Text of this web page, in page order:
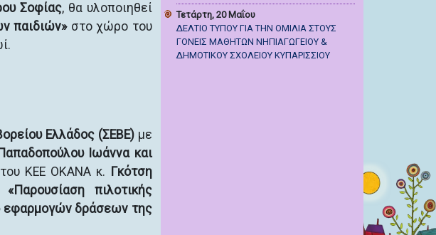
Σοφίας, θα υλοποιηθεί
παιδιών»στο χώρο του
Ελλάδος (ΣΕΒΕ) με
Παπαδοπούλου Ιωάννα και
του ΚΕΕ ΟΚΑΝΑ κ. Γκότση
«Παρουσίαση πιλοτικής
εφαρμογών δράσεων της
Τετάρτη, 20 Μαΐου
ΔΕΛΤΙΟ ΤΥΠΟΥ ΓΙΑ ΤΗΝ ΟΜΙΛΙΑ ΣΤΟΥΣ
ΓΟΝΕΙΣ ΜΑΘΗΤΩΝ ΝΗΠΙΑΓΩΓΕΙΟΥ &
ΔΗΜΟΤΙΚΟΥ ΣΧΟΛΕΙΟΥ ΚΥΠΑΡΙΣΣΙΟΥ